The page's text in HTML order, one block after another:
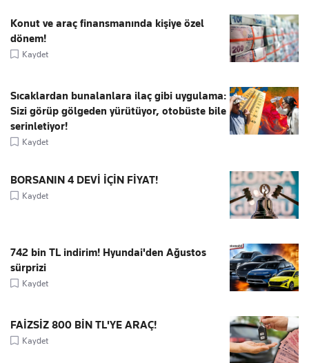
Konut ve araç finansmanında kişiye özel
dönem!
Kaydet
Sıcaklardan bunalanlara ilaç gibi uygulama:
Sizi görüp gölgeden yürütüyor, otobüste bile
serinletiyor!
Kaydet
BORSANIN 4 DEVİ İÇİN FİYAT!
Kaydet
742 bin TL indirim! Hyundai'den Ağustos
sürprizi
Kaydet
FAİZSİZ 800 BİN TL'YE ARAÇ!
Kaydet